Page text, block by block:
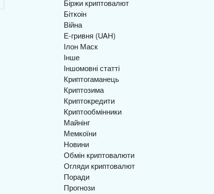
Біржи криптовалют
Біткоін
Війна
Е-гривня (UAH)
Ілон Маск
Інше
Іншомовні статті
Криптогаманець
Криптозима
Криптокредити
Криптообмінники
Майнінг
Мемкоїни
Новини
Обмін криптовалюти
Огляди криптовалют
Поради
Прогнози